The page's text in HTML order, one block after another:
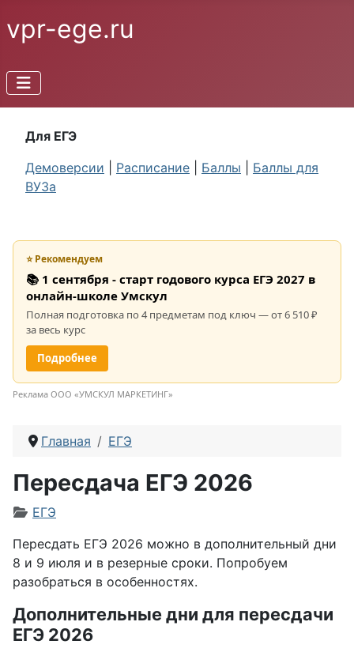
vpr-ege.ru
Для ЕГЭ
Демоверсии
Расписание Баллы
Баллы для
ВУЗа
⭐ Рекомендуем
📚 1 сентября - старт годового курса ЕГЭ 2027 в
онлайн-школе Умскул
Полная подготовка по 4 предметам под ключ — от 6 510 ₽
за весь курс
Подробнее
Реклама ООО «УМСКУЛ МАРКЕТИНГ»
Главная ЕГЭ
Пересдача ЕГЭ 2026
Информация о материале
ЕГЭ
Пересдать ЕГЭ 2026 можно в дополнительный дни
8 и 9 июля и в резерные сроки. Попробуем
разобраться в особенностях.
Дополнительные дни для пересдачи
ЕГЭ 2026